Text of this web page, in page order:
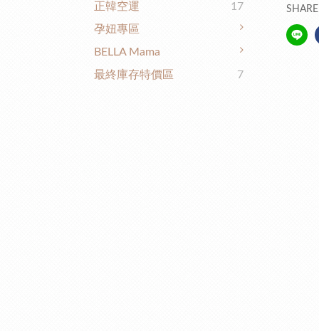
正韓空運
17
孕妞專區
BELLA Mama
最終庫存特價區
7
SHARE